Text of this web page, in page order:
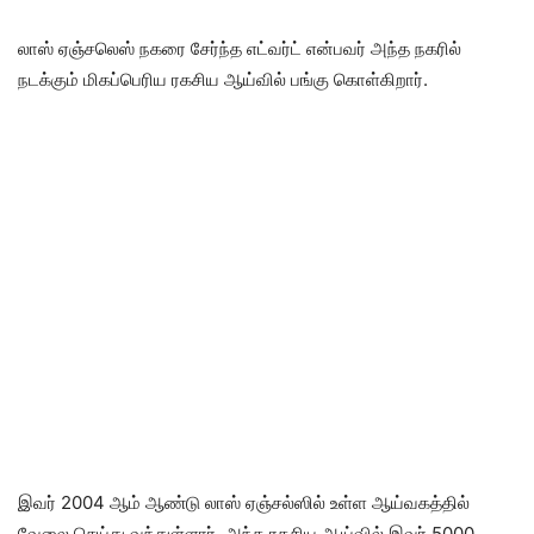
லாஸ் ஏஞ்சலெஸ் நகரை சேர்ந்த எட்வர்ட் என்பவர் அந்த நகரில்
நடக்கும் மிகப்பெரிய ரகசிய ஆய்வில் பங்கு கொள்கிறார்.
இவர் 2004 ஆம் ஆண்டு லாஸ் ஏஞ்சல்ஸில் உள்ள ஆய்வகத்தில்